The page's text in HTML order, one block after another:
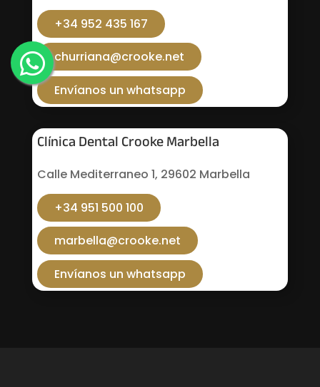
+34 952 435 167
churriana@crooke.net
Envíanos un whatsapp
Clínica Dental Crooke Marbella
Calle Mediterraneo 1, 29602 Marbella
+34 951 500 100
marbella@crooke.net
Envíanos un whatsapp